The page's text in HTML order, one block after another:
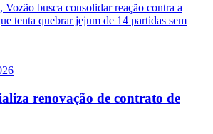
Vozão busca consolidar reação contra a
tenta quebrar jejum de 14 partidas sem
renovação de contrato de